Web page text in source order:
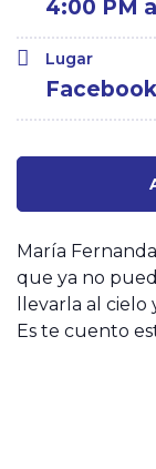
4:00 PM
Lugar
María
que ya no
llevarla al
Es te cuento